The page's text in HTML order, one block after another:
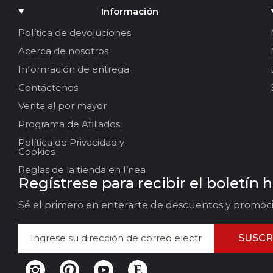
movimiento. Para entrenamientos regulares, muchas
modelos lacados, mate, transparentes, opciones de
sandalias, botines y botas altas
con correas y diferentes tipos de sujeción
La amplia variedad de formatos y materiales permite
Antes del envío, cada par pasa por una revisión
todo el mundo. Si dudas al elegir el modelo o la
Información
Política de devoluciones
Acerca de nosotros
Información de entrega
Contáctenos
Venta al por mayor
Programa de Afiliados
Política de Privacidad y
Cookies
Reglas de la tienda en línea
Regístrese para recibir el boletín
Sé el primero en enterarte de descuentos y